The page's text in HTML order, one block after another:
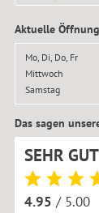
Aktuelle
Mo, Di, Do, Fr
Mittwoch
Samstag
Das sagen
SEHR GUT
4.95 / 5.00